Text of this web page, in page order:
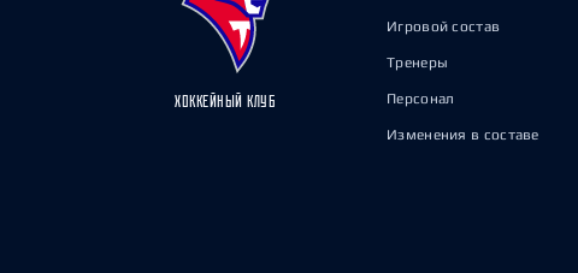
ХОККЕЙНЫЙ КЛУБ
Игровой состав
Тренеры
Персонал
Изменения в составе